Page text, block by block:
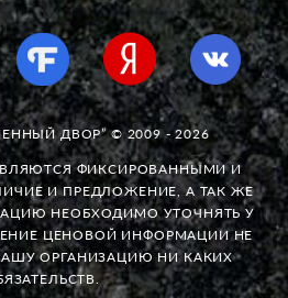
ДВОР” © 2009 - 2026
ФИКСИРОВАННЫМИ И
И ПРЕДЛОЖЕНИЕ, А ТАК ЖЕ
НЕОБХОДИМО УТОЧНЯТЬ У
ЦЕНОВОЙ ИНФОРМАЦИИ НЕ
ОРГАНИЗАЦИЮ НИ КАКИХ